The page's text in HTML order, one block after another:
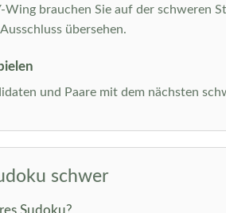
brauchen Sie auf der schweren
übersehen.
und Paare mit dem nächsten
schwer
Sudoku?